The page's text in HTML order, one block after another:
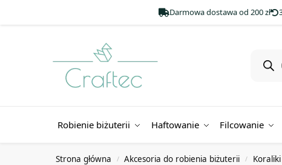
Darmowa dostawa od 200 zł
Robienie biżuterii Haftowanie Filcowanie
Strona główna / Akcesoria do robienia biżuterii /